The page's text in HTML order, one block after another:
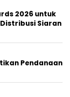
2026 untuk
Siaran
Pendanaan